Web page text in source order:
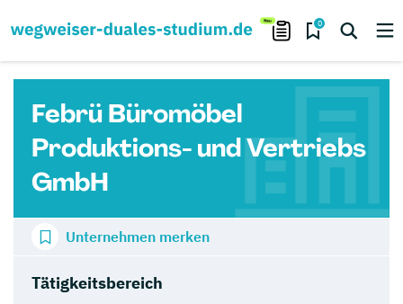
0
Febrü Büromöbel
Produktions- und Vertriebs
GmbH
Tätigkeitsbereich
Unternehmen merken